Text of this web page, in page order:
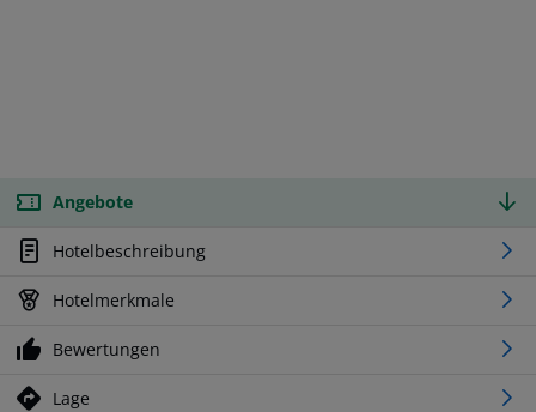
Angebote
Hotelbeschreibung
Hotelmerkmale
Bewertungen
Lage